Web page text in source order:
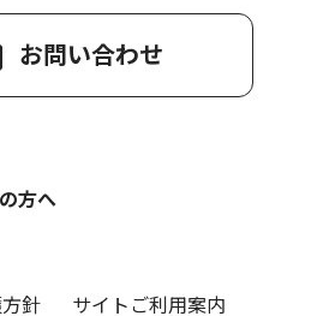
お問い合わせ
方へ
針
サイトご利用案内